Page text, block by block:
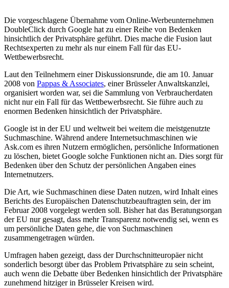
Die vorgeschlagene Übernahme vom Online-Werbeunternehmen
DoubleClick durch Google hat zu einer Reihe von Bedenken
hinsichtlich der Privatsphäre geführt. Dies mache die Fusion laut
Rechtsexperten zu mehr als nur einem Fall für das EU-
Wettbewerbsrecht.
Laut den Teilnehmern einer Diskussionsrunde, die am 10. Januar
2008 von Pappas & Associates, einer Brüsseler Anwaltskanzlei,
organisiert worden war, sei die Sammlung von Verbraucherdaten
nicht nur ein Fall für das Wettbewerbsrecht. Sie führe auch zu
enormen Bedenken hinsichtlich der Privatsphäre.
Google ist in der EU und weltweit bei weitem die meistgenutzte
Suchmaschine. Während andere Internetsuchmaschinen wie
Ask.com es ihren Nutzern ermöglichen, persönliche Informationen
zu löschen, bietet Google solche Funktionen nicht an. Dies sorgt für
Bedenken über den Schutz der persönlichen Angaben eines
Internetnutzers.
Die Art, wie Suchmaschinen diese Daten nutzen, wird Inhalt eines
Berichts des Europäischen Datenschutzbeauftragten sein, der im
Februar 2008 vorgelegt werden soll. Bisher hat das Beratungsorgan
der EU nur gesagt, dass mehr Transparenz notwendig sei, wenn es
um persönliche Daten gehe, die von Suchmaschinen
zusammengetragen würden.
Umfragen haben gezeigt, dass der Durchschnitteuropäer nicht
sonderlich besorgt über das Problem Privatsphäre zu sein scheint,
auch wenn die Debatte über Bedenken hinsichtlich der Privatsphäre
zunehmend hitziger in Brüsseler Kreisen wird.